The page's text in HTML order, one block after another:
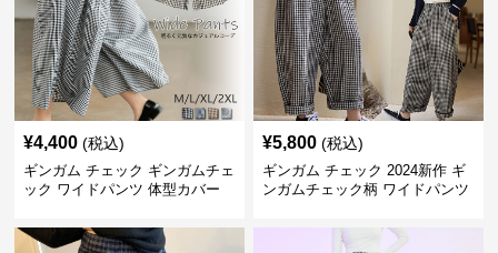
¥4,400 (税込)
ギンガム チェック ギンガムチェ
ック ワイドパンツ 体型カバー
¥5,800 (税込)
ギンガム チェック 2024新作 ギ
ンガムチェック柄 ワイドパンツ